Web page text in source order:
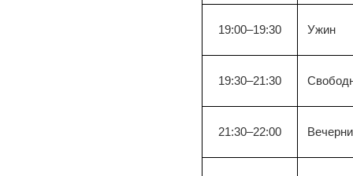
19:00–19:30 Ужин
19:30–21:30
21:30–22:00